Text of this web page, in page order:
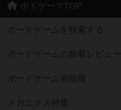
ボドゲーマTOP
ボードゲームを検索する
ボードゲームの新着レビュー
ボードゲーム会情報
メカニクス特集